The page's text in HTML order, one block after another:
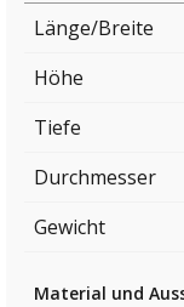
Länge/Breite
Höhe
Tiefe
Durchmesser
Gewicht
Material und